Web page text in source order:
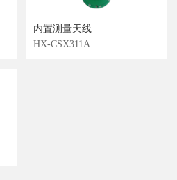
内置测量天线
HX-CSX311A